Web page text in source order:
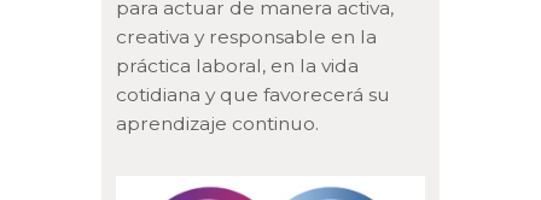
para actuar de manera activa,
creativa y responsable en la
práctica laboral, en la vida
cotidiana y que favorecerá su
aprendizaje continuo.